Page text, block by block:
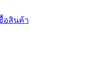
อสินค้า